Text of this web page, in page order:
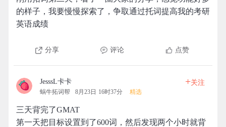
的样子，我要慢慢探索了，争取通过托词提高我的考研
英语成绩
分享 评论 点赞
JesssL卡卡
蜗牛拓词帮 8月23日 16时37分 精选
+关注
三天背完了GMAT
第一天把目标设置到了600词，然后发现两个小时就背